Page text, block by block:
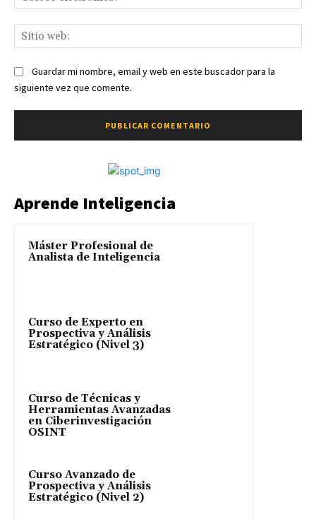
Guardar mi nombre, email y web en este buscador para la
siguiente vez que comente.
Aprende Inteligencia
Máster Profesional de
Analista de Inteligencia
Curso de Experto en
Prospectiva y Análisis
Estratégico (Nivel 3)
Curso de Técnicas y
Herramientas Avanzadas
en Ciberinvestigación
OSINT
Curso Avanzado de
Prospectiva y Análisis
Estratégico (Nivel 2)